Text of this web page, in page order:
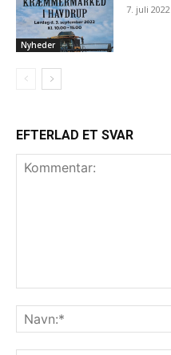
Nyheder
7. juli 2022
EFTERLAD ET SVAR